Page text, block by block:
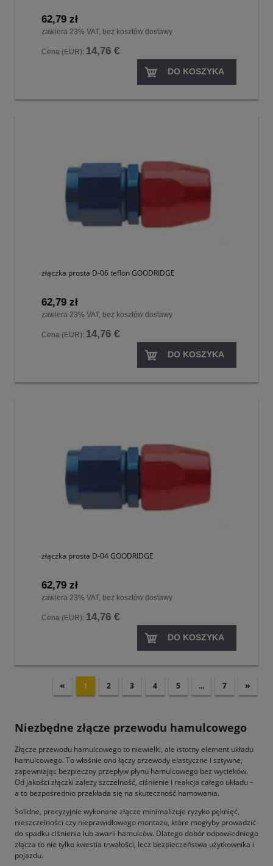
62,79 zł
zawiera 23% VAT, bez kosztów dostawy
Cena (EUR): 14,76 €
DO KOSZYKA
złączka prosta D-06 teflon GOODRIDGE
62,79 zł
zawiera 23% VAT, bez kosztów dostawy
Cena (EUR): 14,76 €
DO KOSZYKA
złączka prosta D-04 GOODRIDGE
62,79 zł
zawiera 23% VAT, bez kosztów dostawy
Cena (EUR): 14,76 €
DO KOSZYKA
« 1 2 3 4 5 ... 7 »
Niezbędne złącze przewodu hamulcowego
Złącze przewodu hamulcowego to niewielki, ale istotny element układu
hamulcowego. To właśnie ono łączy przewody elastyczne i sztywne,
zapewniając bezpieczny przepływ płynu hamulcowego bez wycieków.
Od jakości złączki zależy szczelność, ciśnienie i reakcja całego układu –
a to bezpośrednio przekłada się na skuteczność hamowania.
Solidne, precyzyjnie wykonane złącze minimalizuje ryzyko pęknięć,
nieszczelności czy nieprawidłowego montażu, które mogłyby prowadzić
do spadku ciśnienia lub awarii hamulców. Dlatego dobór odpowiedniego
złącza to nie tylko kwestia trwałości, lecz bezpieczeństwa użytkownika i
pojazdu.